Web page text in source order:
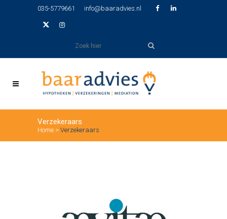
035-5779661 info@baaradvies.nl
Verzekeraars
Home > Verzekeraars